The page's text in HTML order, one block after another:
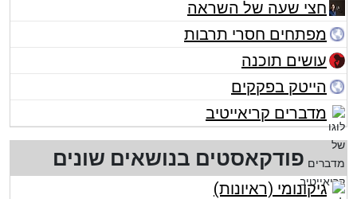
חצי שעה של השראה
מפתחים חסרי תרבות
עושים תוכנה
הייטק בפקקים
מדברים קריאייטיב
פודקאסטים בנושאים שונים
גיקונומי (ראיונות)